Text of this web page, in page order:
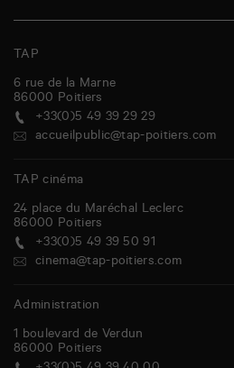
TAP
6 rue de la Marne
86000 Poitiers
+33(0)5 49 39 29 29
accueilpublic@tap-poitiers.com
TAP cinéma
24 place du Maréchal Leclerc
86000 Poitiers
+33(0)5 49 39 50 91
cinema@tap-poitiers.com
Administration
1 boulevard de Verdun
86000 Poitiers